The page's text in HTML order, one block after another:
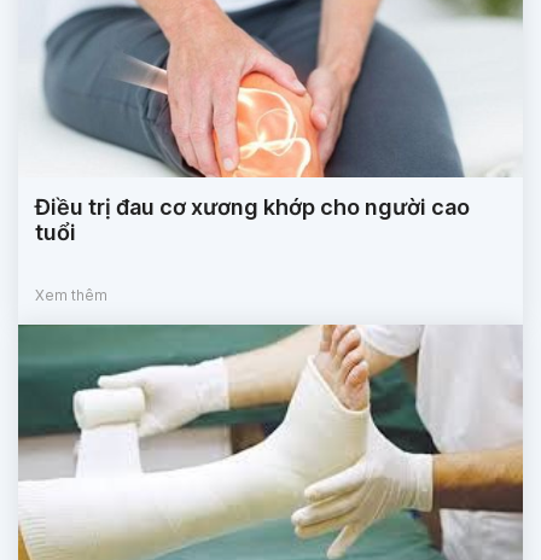
Điều trị đau cơ xương khớp cho người cao
tuổi
Xem thêm